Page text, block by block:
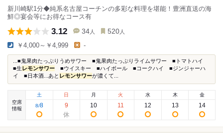
新川崎駅1分◆純系名古屋コーチンの多彩な料理を堪能！豊洲直送の海
鮮◎宴会等にお得なコース有
3.12 34 人 520 人
￥4,000～￥4,999 -
...■鬼果肉たっぷりうめサワー ■鬼果肉たっぷりライムサワー ■トマトハイ
■生 レモンサワー ■ウイスキー ■ハイボール ■コークハイ ■ジンジャーハ
イ ■日本酒...あと レモンサワーが濃くて...
空席
情報
土
8/8
日
9
月
10
火
11
水
12
木
13
金
14